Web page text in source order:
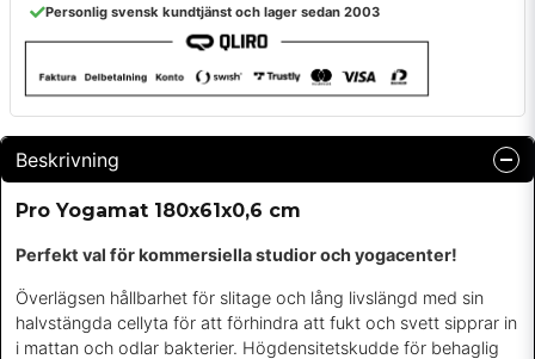
Personlig svensk kundtjänst och lager sedan 2003
Beskrivning
Pro Yogamat 180x61x0,6 cm
Perfekt val för kommersiella studior och yogacenter!
Överlägsen hållbarhet för slitage och lång livslängd med sin
halvstängda cellyta för att förhindra att fukt och svett sipprar in
i mattan och odlar bakterier. Högdensitetskudde för behaglig